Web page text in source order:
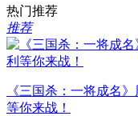
热门推荐
推荐
《三国杀：一将成名
等你来战！